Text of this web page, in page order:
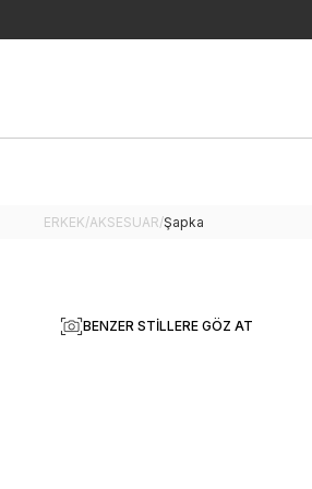
ERKEK/AKSESUAR/Şapka
BENZER STILLERE GÖZ AT